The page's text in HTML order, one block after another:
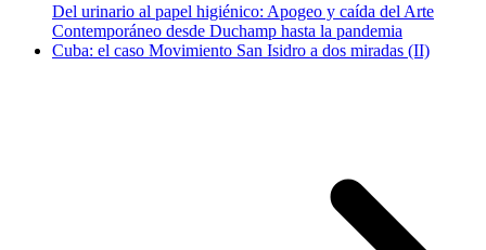
Del urinario al papel higiénico: Apogeo y caída del Arte
Contemporáneo desde Duchamp hasta la pandemia
Cuba: el caso Movimiento San Isidro a dos miradas (II)